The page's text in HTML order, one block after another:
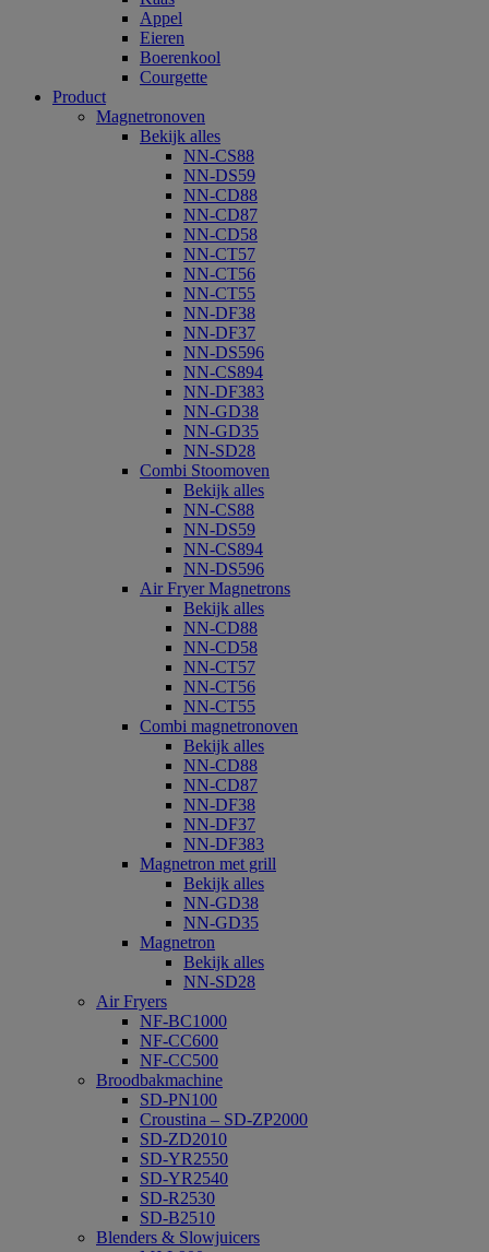
Appel
Eieren
Boerenkool
Courgette
Product
Magnetronoven
Bekijk alles
NN-CS88
NN-DS59
NN-CD88
NN-CD87
NN-CD58
NN-CT57
NN-CT56
NN-CT55
NN-DF38
NN-DF37
NN-DS596
NN-CS894
NN-DF383
NN-GD38
NN-GD35
NN-SD28
Combi Stoomoven
Bekijk alles
NN-CS88
NN-DS59
NN-CS894
NN-DS596
Air Fryer Magnetrons
Bekijk alles
NN-CD88
NN-CD58
NN-CT57
NN-CT56
NN-CT55
Combi magnetronoven
Bekijk alles
NN-CD88
NN-CD87
NN-DF38
NN-DF37
NN-DF383
Magnetron met grill
Bekijk alles
NN-GD38
NN-GD35
Magnetron
Bekijk alles
NN-SD28
Air Fryers
NF-BC1000
NF-CC600
NF-CC500
Broodbakmachine
SD-PN100
Croustina – SD-ZP2000
SD-ZD2010
SD-YR2550
SD-YR2540
SD-R2530
SD-B2510
Blenders & Slowjuicers